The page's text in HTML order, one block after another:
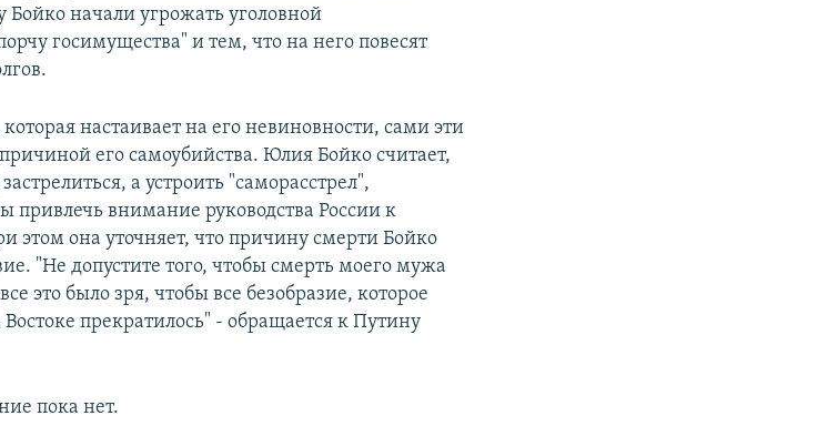
начали угрожать уголовной
госимущества" и тем, что на него повесят
настаивает на его невиновности, сами эти
его самоубийства. Юлия Бойко считает,
а устроить "саморасстрел",
привлечь внимание руководства России к
этом она уточняет, что причину смерти Бойко
"Не допустите того, чтобы смерть моего мужа
это было зря, чтобы все безобразие, которое
прекратилось" - обращается к Путину
пока нет.